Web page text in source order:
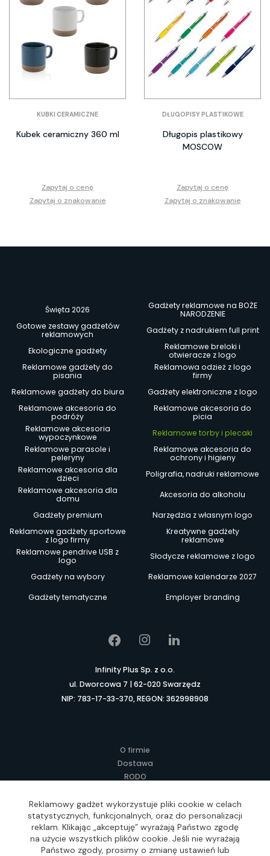
KUBKI CERAMICZNE
Kubek ceramiczny 360 ml
Zapytaj o cenę
Zapytaj o znakowanie
DŁUGOPISY PLASTIKOWE
Długopis plastikowy
MOSCOW
Zapytaj o cenę
Zapytaj o znakowanie
Święta 2026
Gadżety reklamowe na BOŻE
NARODZENIE
Gotowe zestawy gadżetów
reklamowych
Gadżety z nadrukiem full print
Ekologiczne gadżety
Reklamowe breloki i
otwieracze z logo
Reklamowe gadżety do
pisania
Reklamowa odzież z logo
firmy
Reklamowe gadżety do biura
Gadżety elektroniczne z logo
Reklamowe akcesoria do
podróży
Reklamowe akcesoria do
picia
Reklamowe akcesoria
wypoczynkowe
Reklamowe torby i plecaki
Reklamowe parasole i
peleryny
Reklamowe akcesoria do
ochrony i higieny
Reklamowe akcesoria dla
dzieci
Poligrafia, nadruki reklamowe
Reklamowe akcesoria dla
domu
Akcesoria do alkoholu
Gadżety premium
Narzędzia z własnym logo
Reklamowe gadżety sportowe
z logo firmy
Kreatywne gadżety
reklamowe
Reklamowe pendrive USB z
logo
Słodycze reklamowe z logo
Gadżety na wybory
Reklamowe kalendarze 2027
Gadżety tematyczne
Employer branding
Infinity Plus Sp. z o.o.
ul. Dworcowa 7 | 62-020 Swarzędz
NIP: 783-17-33-370, REGON: 362998908
O firmie
Dostawa
RODO
Regulamin
Lokalne Gadżety Reklamowe
Jak zamawiać?
Słownik pojęć
Reklamowy gadżet wykorzystuje pliki cookie w celach
statystycznych, funkcjonalnych, oraz do personalizacji
reklam. Klikając „akceptuję” wyrażają Państwo zgodę
na użycie wszystkich plików cookie. Jeśli nie wyrażają
Państwo zgody, prosimy o zmianę ustawień lub